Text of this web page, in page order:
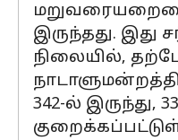
இருந்தது. இது
நிலையில்,
342-ல் இருந்து,